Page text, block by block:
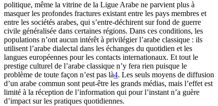
politique, même la vitrine de la Ligue Arabe ne parvient plus à
masquer les profondes fractures existant entre les pays membres et
entre les sociétés arabes, qui s’entre-déchirent sur fond de guerre
civile généralisée dans certaines régions. Dans ces conditions, les
populations n’ont aucun intérêt à privilégier l’arabe classique : ils
utilisent l’arabe dialectal dans les échanges du quotidien et les
langues européennes pour les contacts internationaux. Et tout le
prestige culturel de l’arabe classique n’y fera rien puisque le
problème de toute façon n’est pas là4. Les seuls moyens de diffusion
d’un arabe commun sont peut-être les grands médias, mais l’effet est
limité à la réception de l’information qui pour l’instant n’a guère
d’impact sur les pratiques quotidiennes.